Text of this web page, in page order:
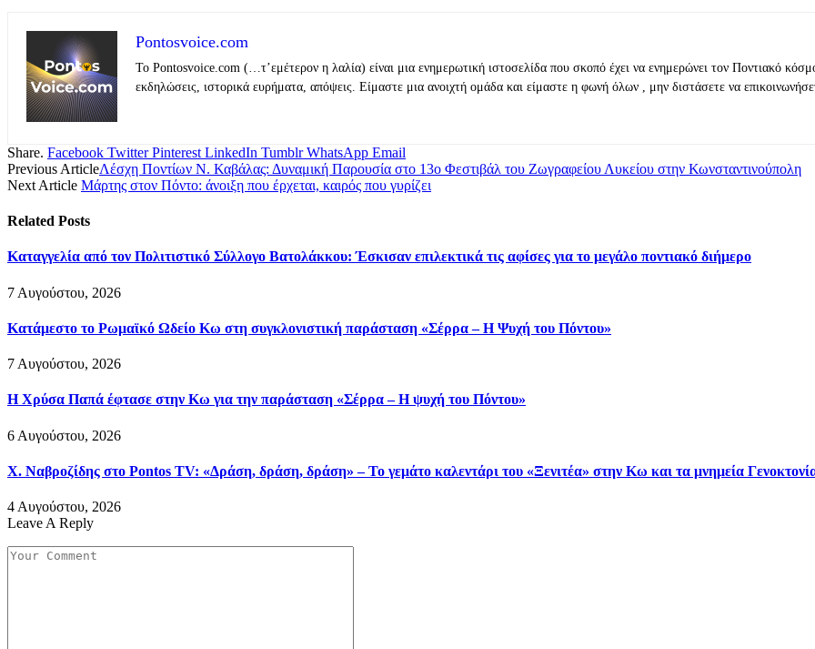
Pontosvoice.com
Το Pontosvoice.com (…τ’εμέτερον η λαλία) είναι μια ενημερωτική ιστοσελίδα που σκοπό έχει να ενημερώνει τον Ποντιακό
εκδηλώσεις, ιστορικά ευρήματα, απόψεις. Είμαστε μια ανοιχτή ομάδα και είμαστε η φωνή όλων , μην διστάσετε να
Share. Facebook Twitter Pinterest LinkedIn Tumblr WhatsApp Email
Previous ArticleΛέσχη Ποντίων Ν. Καβάλας: Δυναμική Παρουσία στο 13ο Φεστιβάλ του Ζωγραφείου Λυκείου στην Κωνσταντινούπολη
Next Article Μάρτης στον Πόντο: άνοιξη που έρχεται, καιρός που γυρίζει
Related Posts
Καταγγελία από τον Πολιτιστικό Σύλλογο Βατολάκκου: Έσκισαν επιλεκτικά τις αφίσες για το μεγάλο ποντιακό διήμερο
7 Αυγούστου, 2026
Κατάμεστο το Ρωμαϊκό Ωδείο Κω στη συγκλονιστική παράσταση «Σέρρα – Η Ψυχή του Πόντου»
7 Αυγούστου, 2026
Η Χρύσα Παπά έφτασε στην Κω για την παράσταση «Σέρρα – Η ψυχή του Πόντου»
6 Αυγούστου, 2026
Χ. Ναβροζίδης στο Pontos TV: «Δράση, δράση, δράση» – Το γεμάτο καλεντάρι του «Ξενιτέα» στην Κω και τα μνημεία
4 Αυγούστου, 2026
Leave A Reply